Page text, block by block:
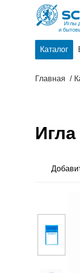
Иглы
и
Каталог
Главная